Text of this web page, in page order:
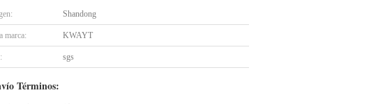
Shandong
marca: KWAYT
sgs
Términos: